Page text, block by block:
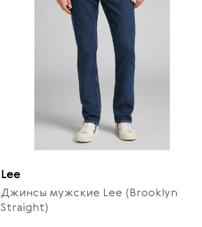
Lee
Джинсы мужские Lee (Brooklyn
Straight)